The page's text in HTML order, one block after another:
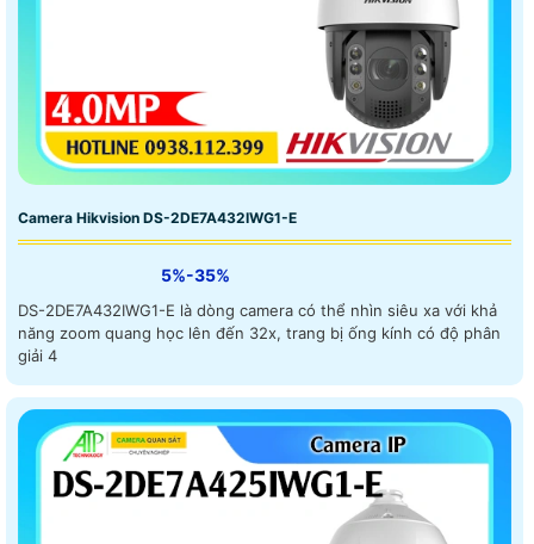
Camera Hikvision DS-2DE7A432IWG1-E
5%-35%
DS-2DE7A432IWG1-E là dòng camera có thể nhìn siêu xa với khả
năng zoom quang học lên đến 32x, trang bị ống kính có độ phân
giải 4